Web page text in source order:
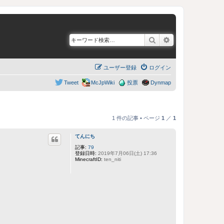
検索
ログイン
ユーザー登録
Dynmap
投票
McJpWiki
Tweet
1 件の記事 • ページ 1 ／ 1
てんにち
記事: 79
登録日時: 2019年7月06日(土) 17:36
MinecraftID: ten_niti